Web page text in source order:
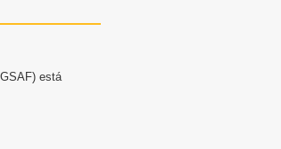
está